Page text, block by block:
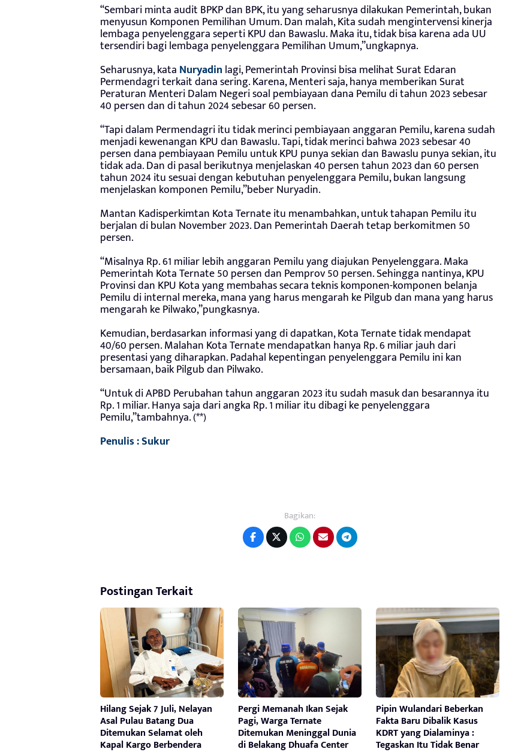
“Sembari minta audit BPKP dan BPK, itu yang seharusnya dilakukan Pemerintah, bukan
menyusun Komponen Pemilihan Umum. Dan malah, Kita sudah mengintervensi kinerja
lembaga penyelenggara seperti KPU dan Bawaslu. Maka itu, tidak bisa karena ada UU
tersendiri bagi lembaga penyelenggara Pemilihan Umum,”ungkapnya.
Seharusnya, kata Nuryadin lagi, Pemerintah Provinsi bisa melihat Surat Edaran
Permendagri terkait dana sering. Karena, Menteri saja, hanya memberikan Surat
Peraturan Menteri Dalam Negeri soal pembiayaan dana Pemilu di tahun 2023 sebesar
40 persen dan di tahun 2024 sebesar 60 persen.
“Tapi dalam Permendagri itu tidak merinci pembiayaan anggaran Pemilu, karena sudah
menjadi kewenangan KPU dan Bawaslu. Tapi, tidak merinci bahwa 2023 sebesar 40
persen dana pembiayaan Pemilu untuk KPU punya sekian dan Bawaslu punya sekian, itu
tidak ada. Dan di pasal berikutnya menjelaskan 40 persen tahun 2023 dan 60 persen
tahun 2024 itu sesuai dengan kebutuhan penyelenggara Pemilu, bukan langsung
menjelaskan komponen Pemilu,”beber Nuryadin.
Mantan Kadisperkimtan Kota Ternate itu menambahkan, untuk tahapan Pemilu itu
berjalan di bulan November 2023. Dan Pemerintah Daerah tetap berkomitmen 50
persen.
“Misalnya Rp. 61 miliar lebih anggaran Pemilu yang diajukan Penyelenggara. Maka
Pemerintah Kota Ternate 50 persen dan Pemprov 50 persen. Sehingga nantinya, KPU
Provinsi dan KPU Kota yang membahas secara teknis komponen-komponen belanja
Pemilu di internal mereka, mana yang harus mengarah ke Pilgub dan mana yang harus
mengarah ke Pilwako,”pungkasnya.
Kemudian, berdasarkan informasi yang di dapatkan, Kota Ternate tidak mendapat
40/60 persen. Malahan Kota Ternate mendapatkan hanya Rp. 6 miliar jauh dari
presentasi yang diharapkan. Padahal kepentingan penyelenggara Pemilu ini kan
bersamaan, baik Pilgub dan Pilwako.
“Untuk di APBD Perubahan tahun anggaran 2023 itu sudah masuk dan besarannya itu
Rp. 1 miliar. Hanya saja dari angka Rp. 1 miliar itu dibagi ke penyelenggara
Pemilu,”tambahnya. (**)
Penulis : Sukur
Bagikan:
Postingan Terkait
Hilang Sejak 7 Juli, Nelayan
Asal Pulau Batang Dua
Ditemukan Selamat oleh
Kapal Kargo Berbendera
Pergi Memanah Ikan Sejak
Pagi, Warga Ternate
Ditemukan Meninggal Dunia
di Belakang Dhuafa Center
Pipin Wulandari Beberkan
Fakta Baru Dibalik Kasus
KDRT yang Dialaminya :
Tegaskan Itu Tidak Benar